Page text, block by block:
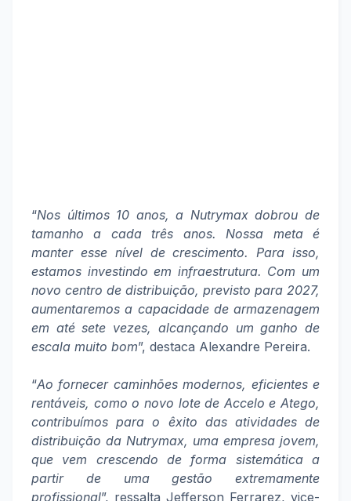
“Nos últimos 10 anos, a Nutrymax dobrou de
tamanho a cada três anos. Nossa meta é
manter esse nível de crescimento. Para isso,
estamos investindo em infraestrutura. Com um
novo centro de distribuição, previsto para 2027,
aumentaremos a capacidade de armazenagem
em até sete vezes, alcançando um ganho de
escala muito bom”, destaca Alexandre Pereira.
“Ao fornecer caminhões modernos, eficientes e
rentáveis, como o novo lote de Accelo e Atego,
contribuímos para o êxito das atividades de
distribuição da Nutrymax, uma empresa jovem,
que vem crescendo de forma sistemática a
partir de uma gestão extremamente
profissional”, ressalta Jefferson Ferrarez, vice-